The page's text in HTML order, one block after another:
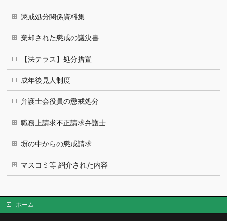
懲戒処分関係資料集
棄却された懲戒の議決書
【法テラス】処分措置
成年後見人制度
弁護士会役員の懲戒処分
職務上請求不正請求弁護士
塀の中からの懲戒請求
マスコミ等 紹介された内容
ホーム